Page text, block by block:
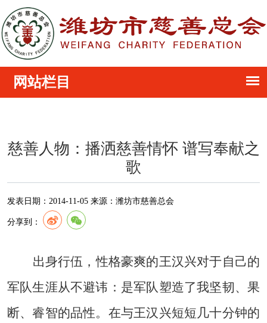
慈善人物：播洒慈善情怀 谱写奉献之
歌
发表日期： 2014-11-05 来源： 潍坊市慈善总会
分享到：
出身行伍，性格豪爽的王汉兴对于自己的
军队生涯从不避讳：是军队塑造了我坚韧、果
断、睿智的品性。在与王汉兴短短几十分钟的